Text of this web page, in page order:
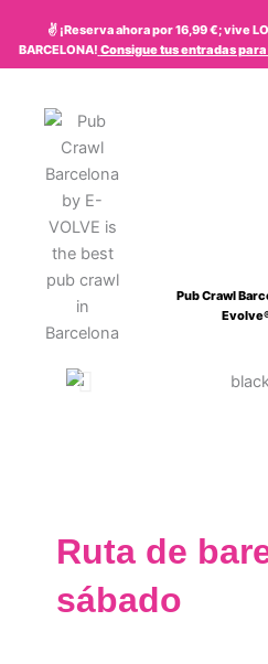
contenido
✌️ ¡Reserva ahora por 16,99 €; vive
BARCELONA! Consigue tus entradas
Pub Crawl
Ruta de
sábado